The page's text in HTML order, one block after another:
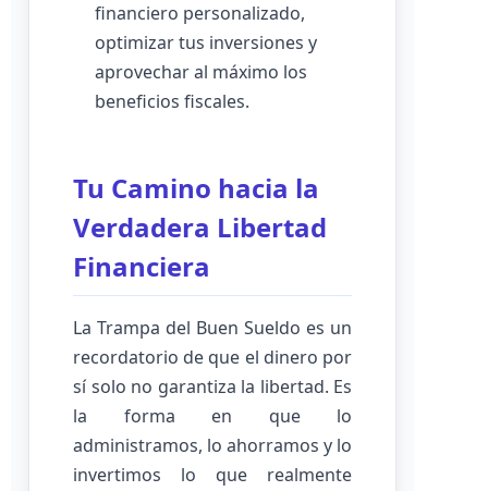
financiero personalizado,
optimizar tus inversiones y
aprovechar al máximo los
beneficios fiscales.
Tu Camino hacia la
Verdadera Libertad
Financiera
La Trampa del Buen Sueldo es un
recordatorio de que el dinero por
sí solo no garantiza la libertad. Es
la forma en que lo
administramos, lo ahorramos y lo
invertimos lo que realmente